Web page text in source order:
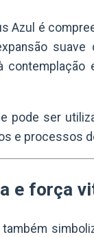
Azul é
contemplação
pode ser
e processos
e força